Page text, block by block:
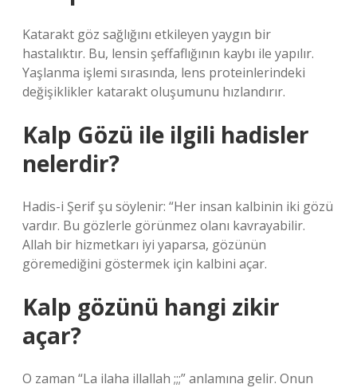
Katarakt göz sağlığını etkileyen yaygın bir
hastalıktır. Bu, lensin şeffaflığının kaybı ile yapılır.
Yaşlanma işlemi sırasında, lens proteinlerindeki
değişiklikler katarakt oluşumunu hızlandırır.
Kalp Gözü ile ilgili hadisler
nelerdir?
Hadis-i Şerif şu söylenir: “Her insan kalbinin iki gözü
vardır. Bu gözlerle görünmez olanı kavrayabilir.
Allah bir hizmetkarı iyi yaparsa, gözünün
göremediğini göstermek için kalbini açar.
Kalp gözünü hangi zikir
açar?
O zaman “La ilaha illallah ;;;” anlamına gelir. Onun